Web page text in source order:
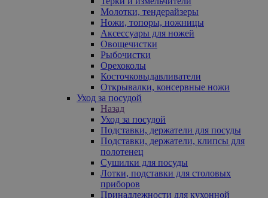
Молотки, тендерайзеры
Ножи, топоры, ножницы
Аксессуары для ножей
Овощечистки
Рыбочистки
Орехоколы
Косточковыдавливатели
Открывалки, консервные ножи
Уход за посудой
Назад
Уход за посудой
Подставки, держатели для посуды
Подставки, держатели, клипсы для
полотенец
Сушилки для посуды
Лотки, подставки для столовых
приборов
Принадлежности для кухонной